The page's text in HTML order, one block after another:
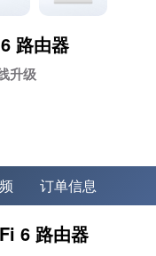
路由器
升级
订单信息
6 路由器